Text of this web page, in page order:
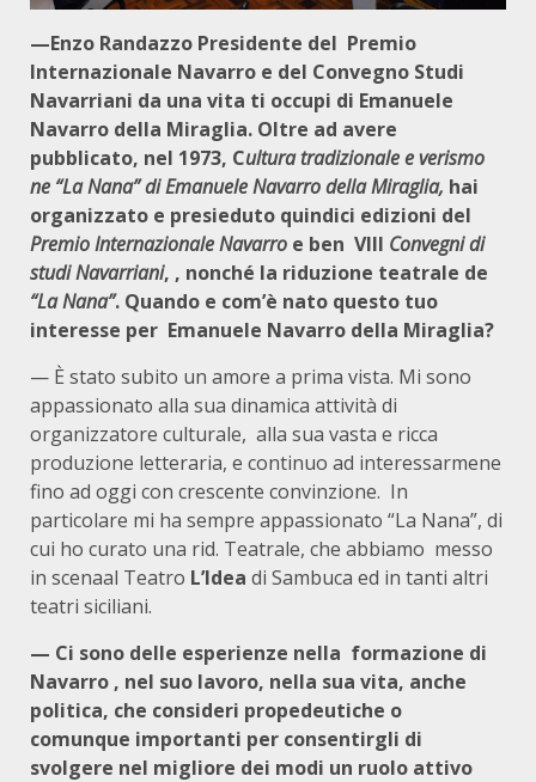
—Enzo Randazzo Presidente del Premio
Internazionale Navarro e del Convegno Studi
Navarriani da una vita ti occupi di Emanuele
Navarro della Miraglia. Oltre ad avere
pubblicato, nel 1973, Cultura tradizionale e verismo
ne “La Nana” di Emanuele Navarro della Miraglia, hai
organizzato e presieduto quindici edizioni del
Premio Internazionale Navarro e ben VIII Convegni di
studi Navarriani, , nonché la riduzione teatrale de
“La Nana”. Quando e com’è nato questo tuo
interesse per Emanuele Navarro della Miraglia?
— È stato subito un amore a prima vista. Mi sono
appassionato alla sua dinamica attività di
organizzatore culturale, alla sua vasta e ricca
produzione letteraria, e continuo ad interessarmene
fino ad oggi con crescente convinzione. In
particolare mi ha sempre appassionato “La Nana”, di
cui ho curato una rid. Teatrale, che abbiamo messo
in scenaal Teatro L’Idea di Sambuca ed in tanti altri
teatri siciliani.
— Ci sono delle esperienze nella formazione di
Navarro , nel suo lavoro, nella sua vita, anche
politica, che consideri propedeutiche o
comunque importanti per consentirgli di
svolgere nel migliore dei modi un ruolo attivo